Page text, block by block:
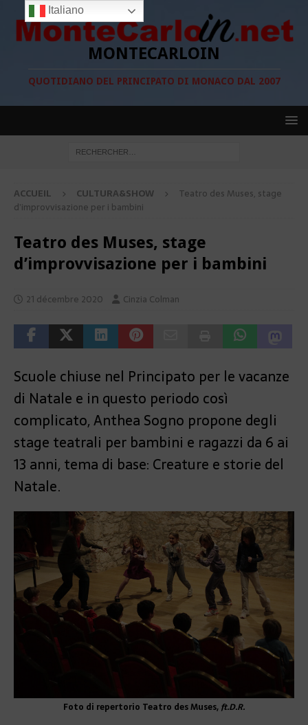
MONTECARLOIN
QUOTIDIANO DEL PRINCIPATO DI MONACO DAL 2007
ACCUEIL CULTURA&SHOW
Teatro des Muses, stage
d’improvvisazione per i bambini
Teatro des Muses, stage
d’improvvisazione per i bambini
21 décembre 2020 Cinzia Colman
Scuole chiuse nel Principato per le vacanze
di Natale e in questo periodo così
complicato, Anthea Sogno propone degli
stage teatrali per bambini e ragazzi da 6 ai
13 anni, tema di base: Creature e storie del
Natale.
Foto di repertorio Teatro des Muses, ft.D.R.
Italiano